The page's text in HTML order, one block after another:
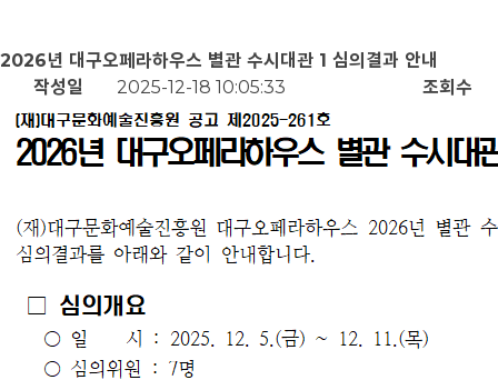
2026년 대구오페라하우스 별관 수시대관 1 심의결과 안내
작성일
2025-12-18 10:05:33 조회수